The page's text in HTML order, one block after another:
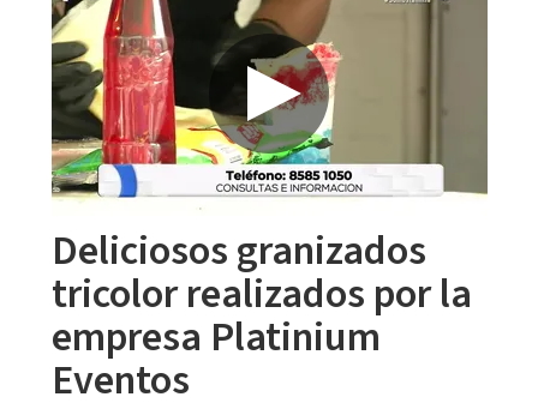
Deliciosos granizados
tricolor realizados por la
empresa Platinium
Eventos